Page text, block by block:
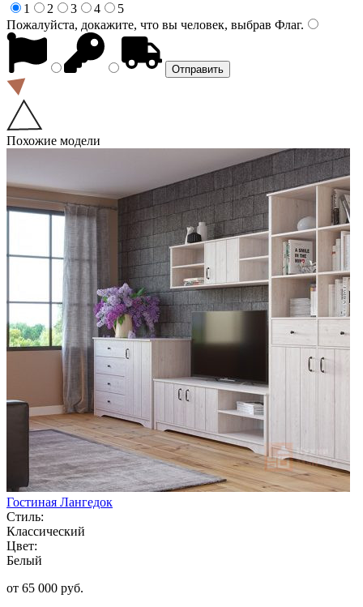
1
2 3 4
5
Пожалуйста, докажите, что вы человек, выбрав Флаг.
Похожие модели
Гостиная Лангедок
Стиль:
Классический
Цвет:
Белый
от 65 000 руб.